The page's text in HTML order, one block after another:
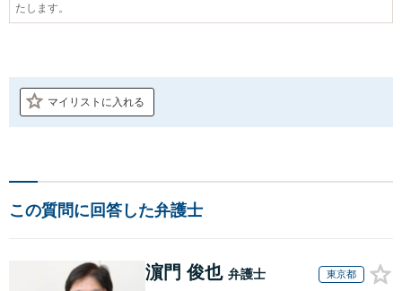
たします。
マイリストに入れる
この質問に回答した弁護士
濵門 俊也 弁護士 東京都